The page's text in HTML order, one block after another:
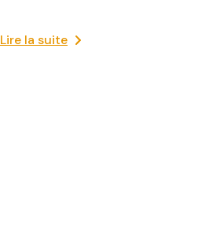
Lire la suite